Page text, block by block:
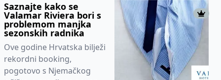
Saznajte kako se
Valamar Riviera bori s
problemom manjka
sezonskih radnika
Ove godine Hrvatska bilježi
rekordni booking,
pogotovo s Njemačkog